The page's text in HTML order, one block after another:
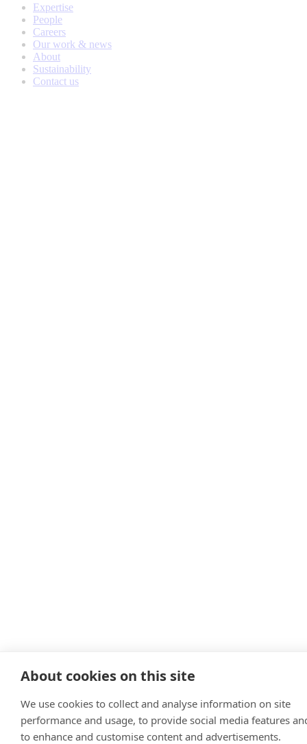
Expertise
People
Careers
Our work & news
About
Sustainability
Contact us
About cookies on this site
We use cookies to collect and analyse information on site
performance and usage, to provide social media features
to enhance and customise content and advertisements.